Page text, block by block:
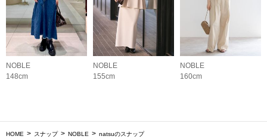
NOBLE
148cm
NOBLE
155cm
NOBLE
160cm
HOME スナップ NOBLE natsuのスナップ